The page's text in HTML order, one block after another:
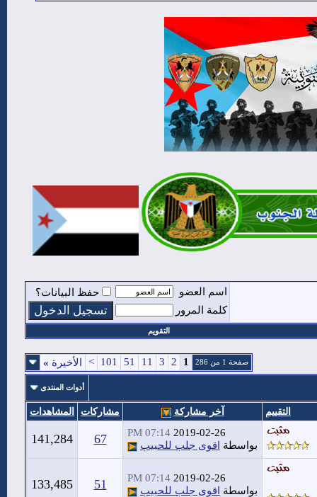
اسم العضو
حفظ البيانات؟
كلمة المرور
التقويم
صفحة 1 من 286 1
2
3
11
51
101
> الأخيرة »
أدوات المنتدى
التقييم آخر مشاركة مشاركات المشاهدات
2019-02-26
07:14 PM
بواسطة
اقوى جلب للحبيب 67
141,284
2019-02-26
07:14 PM
بواسطة
اقوى جلب للحبيب 51
133,485